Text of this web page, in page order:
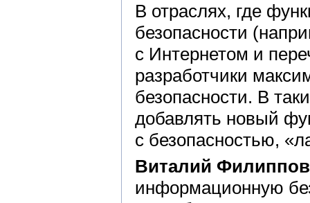
В отраслях, где
безопасности
с Интернетом и
разработчики
безопасности. В
добавлять новый
с безопасностью,
Виталий
информационную